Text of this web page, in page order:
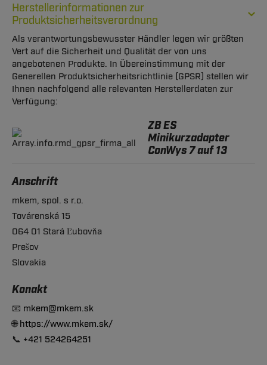
Herstellerinformationen zur
Produktsicherheitsverordnung
Als verantwortungsbewusster Händler legen wir größten
Vert auf die Sicherheit und Qualität der von uns
angebotenen Produkte. In Übereinstimmung mit der
Generellen Produktsicherheitsrichtlinie (GPSR) stellen wir
Ihnen nachfolgend alle relevanten Herstellerdaten zur
Verfügung:
ZB ES
Minikurzadapter
ConWys 7 auf 13
Anschrift
mkem, spol. s r.o.
Továrenská 15
064 01 Stará Ľubovňa
Prešov
Slovakia
Konakt
📧 mkem@mkem.sk
🌐https://www.mkem.sk/
📞 +421 524264251